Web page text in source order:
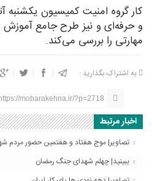
کار گروه امنیت کمیسیون
و حرفه‌ای و نیز طرح جامع
مهارتی را بررسی می‌کند.
به اشتراک بگذارید :
https://mobarakehna.ir/?p=2718
اخبار مرتبط
تصاویر| موج هفتاد و هفتمین حضور مردم
ببینید| چهلم شهدای جنگ رمضان